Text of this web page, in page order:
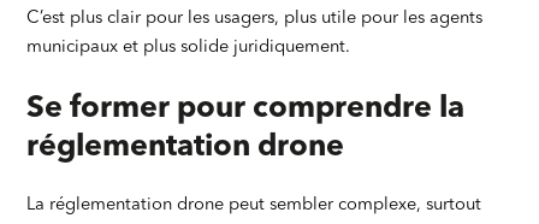
C’est plus clair pour les usagers, plus utile pour les agents
municipaux et plus solide juridiquement.
Se former pour comprendre la
réglementation drone
La réglementation drone peut sembler complexe, surtout